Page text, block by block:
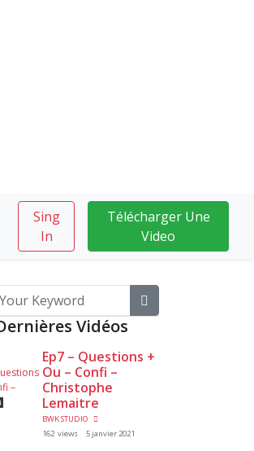
Sing
In
Télécharger Une
Video
Vidéos
Ep7 – Questions +
Ou – Confi –
Christophe
Lemaitre
BWK STUDIO
162 views
5 janvier 2021